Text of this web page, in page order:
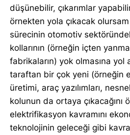
düşünebilir, çıkarımlar
örnekten yola çıkacak
sürecinin otomotiv
kollarının (örneğin içten
fabrikaların) yok olmasına
taraftan bir çok yeni (örneğin
üretimi, araç yazılımları,
kolunun da ortaya çıkacağını
elektrifikasyon kavramını
teknolojinin geleceği gibi